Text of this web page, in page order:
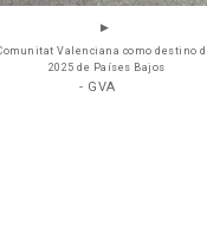
Valenciana como destino
2025 de Países Bajos
- GVA